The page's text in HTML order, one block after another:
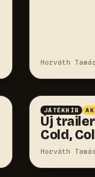
Horváth Tamás
JÁTÉKHÍR
Új
Cold,
Horváth Tamás